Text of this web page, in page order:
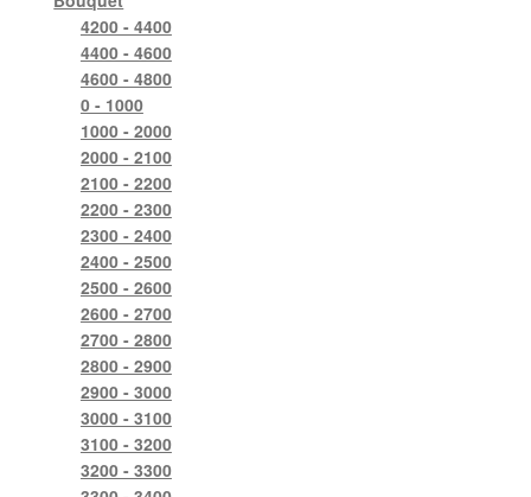
4200 - 4400
4400 - 4600
4600 - 4800
0 - 1000
1000 - 2000
2000 - 2100
2100 - 2200
2200 - 2300
2300 - 2400
2400 - 2500
2500 - 2600
2600 - 2700
2700 - 2800
2800 - 2900
2900 - 3000
3000 - 3100
3100 - 3200
3200 - 3300